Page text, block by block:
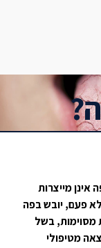
אינן מייצרות
פעם, יובש בפה
מסוימות, בשל
מטיפולי